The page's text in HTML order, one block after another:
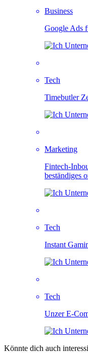
Business
Google Ads
Tech
Timebutler
Marketing
Fintech-
beständiges
Tech
Instant
Tech
Unzer E-
Könnte dich auch